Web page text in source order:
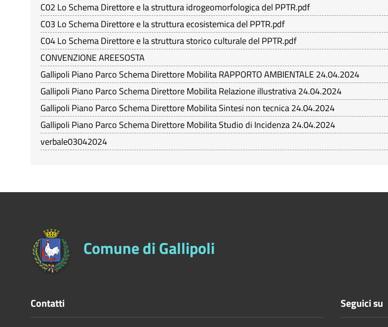
C02 Lo Schema Direttore e la struttura idrogeomorfologica del PPTR.pdf
C03 Lo Schema Direttore e la struttura ecosistemica del PPTR.pdf
C04 Lo Schema Direttore e la struttura storico culturale del PPTR.pdf
CONVENZIONE AREESOSTA
Gallipoli Piano Parco Schema Direttore Mobilita RAPPORTO AMBIENTALE 24.04.2024
Gallipoli Piano Parco Schema Direttore Mobilita Relazione illustrativa 24.04.2024
Gallipoli Piano Parco Schema Direttore Mobilita Sintesi non tecnica 24.04.2024
Gallipoli Piano Parco Schema Direttore Mobilita Studio di Incidenza 24.04.2024
verbale03042024
Comune di Gallipoli
Contatti Seguici su